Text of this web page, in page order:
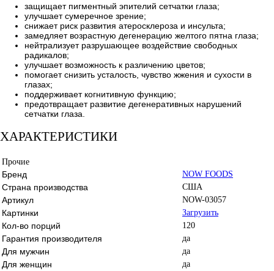
защищает пигментный эпителий сетчатки глаза;
улучшает сумеречное зрение;
снижает риск развития атеросклероза и инсульта;
замедляет возрастную дегенерацию желтого пятна глаза;
нейтрализует разрушающее воздействие свободных
радикалов;
улучшает возможность к различению цветов;
помогает снизить усталость, чувство жжения и сухости в
глазах;
поддерживает когнитивную функцию;
предотвращает развитие дегенеративных нарушений
сетчатки глаза.
ХАРАКТЕРИСТИКИ
Прочие
Бренд NOW FOODS
Страна производства США
Артикул NOW-03057
Картинки Загрузить
Кол-во порций 120
Гарантия производителя да
Для мужчин да
Для женщин да